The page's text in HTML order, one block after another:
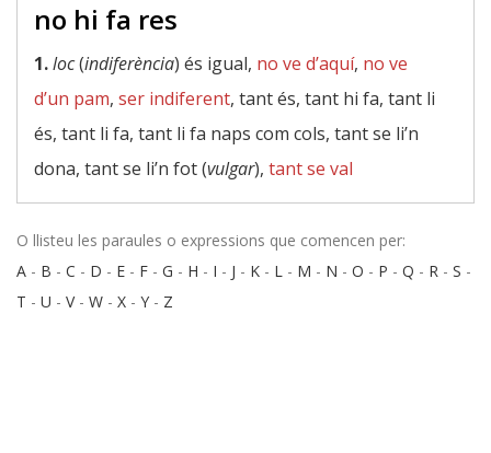
no hi fa res
1.loc(indiferència) és igual, no ve d’aquí, no ve
d’un pam, ser indiferent, tant és, tant hi fa, tant li
és, tant li fa, tant li fa naps com cols, tant se li’n
dona, tant se li’n fot (vulgar), tant se val
O llisteu les paraules o expressions que comencen per:
A - B - C - D - E - F - G - H - I - J - K - L - M - N - O - P - Q - R - S -
T - U - V- W - X - Y - Z